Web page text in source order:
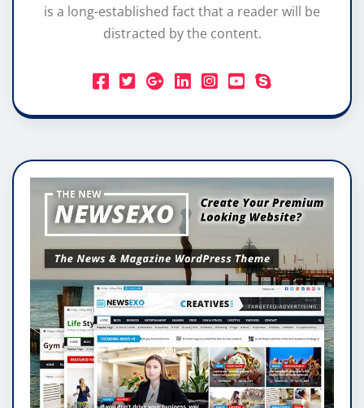
is a long-established fact that a reader will be
distracted by the content.